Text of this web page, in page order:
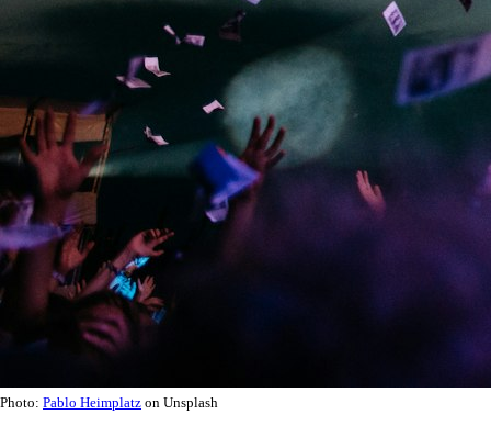
Photo: Pablo Heimplatz on Unsplash